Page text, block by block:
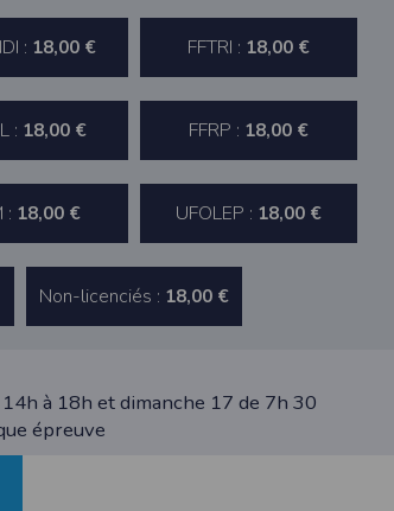
: 18,00 € FFTRI : 18,00 €
: 18,00 € FFRP : 18,00 €
: 18,00 € UFOLEP : 18,00 €
Non-licenciés : 18,00 €
à 18h et dimanche 17 de 7h 30
épreuve
entre utilisateurs.
des autorisations pour l'appareil photo si
pas d'informations de vos contacts.
effectué dans l'application, aucune information
permissions if the user is interested in
the app, so no information about your credit or